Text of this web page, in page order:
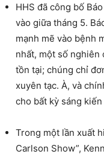
HHS đã công bố
vào giữa tháng 5.
mạnh mẽ vào bệnh
nhất, một số nghiên
tồn tại; chúng chỉ
xuyên tạc. À, và
cho bất kỳ sáng
Trong một lần xuất
Carlson Show”,